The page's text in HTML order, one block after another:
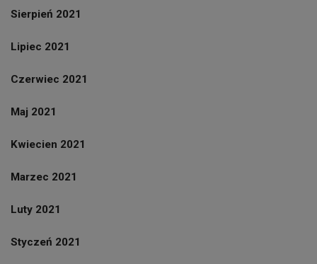
Sierpień 2021
Lipiec 2021
Czerwiec 2021
Maj 2021
Kwiecien 2021
Marzec 2021
Luty 2021
Styczeń 2021